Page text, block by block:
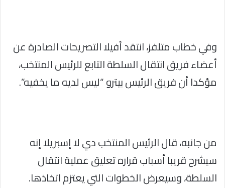
وفي خطاب متلفز، انتقد أفيلا التصريحات الصادرة عن
أعضاء فريق انتقال السلطة التابع للرئيس المنتخب،
مؤكدا أن فريق الرئيس بيترو “ليس لديه ما يخفيه”.
من جانبه، قال الرئيس المنتخب دي لا إسبريلا إنه
سيشرح قريبا أسباب قراره تعليق عملية انتقال
السلطة، وسيعرض الخطوات التي يعتزم اتخاذها.